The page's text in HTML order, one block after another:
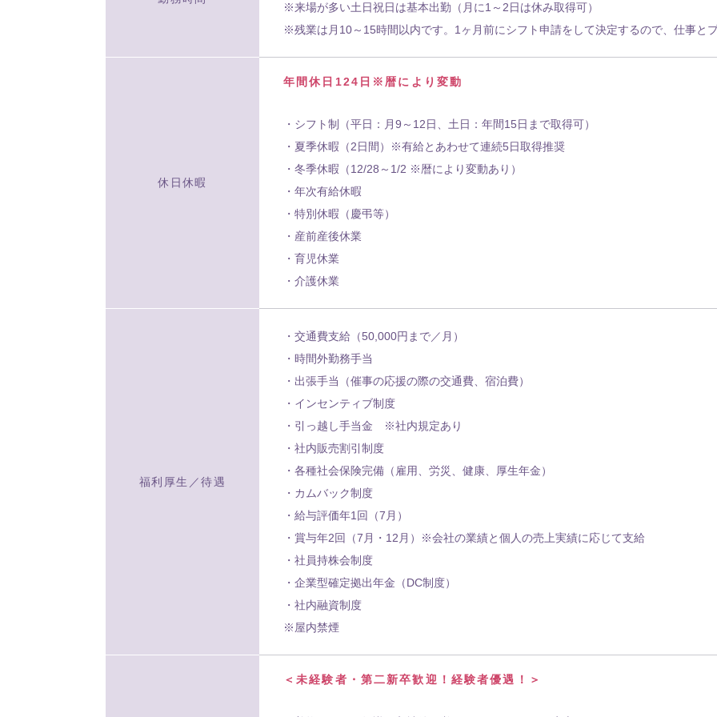
※来場が多い土日祝日は基本出勤（月に1～2日は休み取得可）
※残業は月10～15時間以内です。1ヶ月前にシフト申請をして決定するので、仕事と
休日休暇
年間休日124日※暦により変動
・シフト制（平日：月9～12日、土日：年間15日まで取得可）
・夏季休暇（2日間）※有給とあわせて連続5日取得推奨
・冬季休暇（12/28～1/2 ※暦により変動あり）
・年次有給休暇
・特別休暇（慶弔等）
・産前産後休業
・育児休業
・介護休業
福利厚生／待遇
・交通費支給（50,000円まで／月）
・時間外勤務手当
・出張手当（催事の応援の際の交通費、宿泊費）
・インセンティブ制度
・引っ越し手当金 ※社内規定あり
・社内販売割引制度
・各種社会保険完備（雇用、労災、健康、厚生年金）
・カムバック制度
・給与評価年1回（7月）
・賞与年2回（7月・12月）※会社の業績と個人の売上実績に応じて支給
・社員持株会制度
・企業型確定拠出年金（DC制度）
・社内融資制度
※屋内禁煙
＜未経験者・第二新卒歓迎！経験者優遇！＞